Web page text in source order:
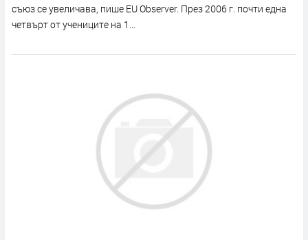
съюз се увеличава, пише EU Observer. През 2006 г. почти една
четвърт от учениците на 1...